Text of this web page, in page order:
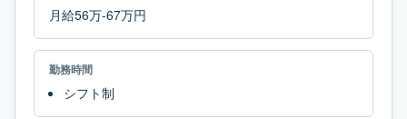
月給56万-67万円
勤務時間
シフト制